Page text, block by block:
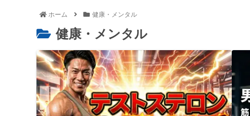
ホーム 健康・メンタル
健康・メンタル